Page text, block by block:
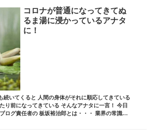
コロナが普通になってきてぬ
るま湯に浸かっているアナタ
に！
続いてくると 人間の身体がそれに順応してきている
り前になってきている そんなアナタに一言！ 今日
ログ責任者の 板坂裕治郎とは・・・ 業界の常識を